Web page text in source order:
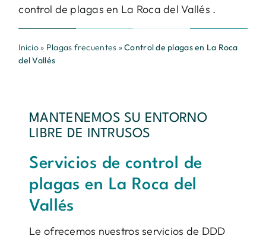
control de plagas en La Roca del Vallés .
Inicio» Plagas frecuentes »Control de plagas en La Roca
del Vallés
MANTENEMOS SU ENTORNO
LIBRE DE INTRUSOS
Servicios de control de
plagas en La Roca del
Vallés
Le ofrecemos nuestros servicios de DDD